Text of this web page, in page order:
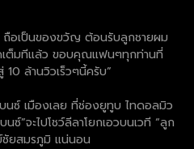
ถือเป็นของขวัญ ต้อนรับลูกชายผม
ต็มทีแล้ว ขอบคุณแฟนๆทุกท่านที่
ล้านวิวเร็วๆนี้ครับ”
บนซ์ เมืองเลย ที่ช่องยูทูบ ไทดอลมิว
ซ์”จะไปโชว์ลีลาโยกเอวบนเวที “ลูก
ชัยสมรภูมิ แน่นอน